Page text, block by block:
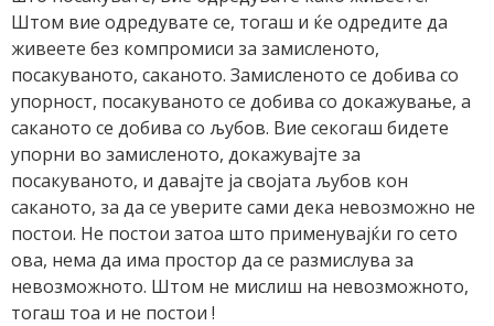
Штом вие одредувате се, тогаш и ќе одредите да
живеете без компромиси за замисленото,
посакуваното, саканото. Замисленото се добива со
упорност, посакуваното се добива со докажување, а
саканото се добива со љубов. Вие секогаш бидете
упорни во замисленото, докажувајте за
посакуваното, и давајте ја својата љубов кон
саканото, за да се уверите сами дека невозможно не
постои. Не постои затоа што применувајќи го сето
ова, нема да има простор да се размислува за
невозможното. Штом не мислиш на невозможното,
тогаш тоа и не постои !